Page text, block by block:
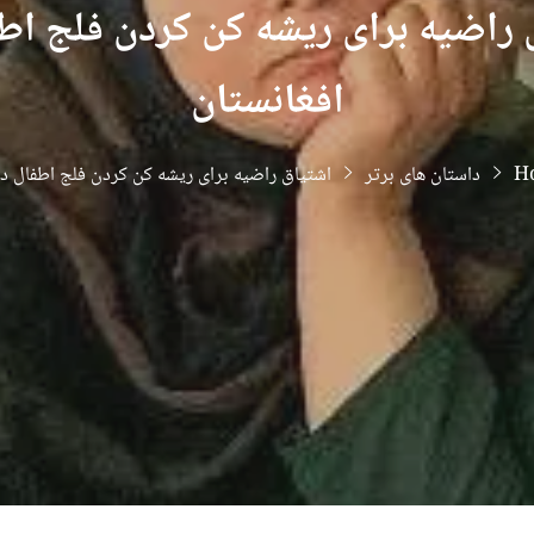
راضیه برای ریشه کن کردن فلج
افغانستان
داستان های برتر اشتیاق راضیه برای ریشه کن کردن فلج اطفال